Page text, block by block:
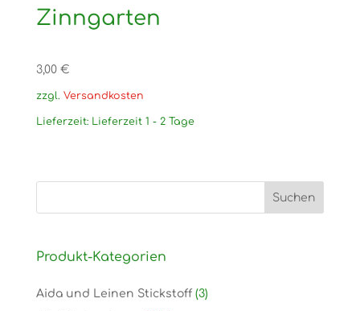
Zinngarten
3,00 €
zzgl. Versandkosten
Lieferzeit: Lieferzeit 1 - 2 Tage
Produkt-Kategorien
Aida und Leinen Stickstoff (3)